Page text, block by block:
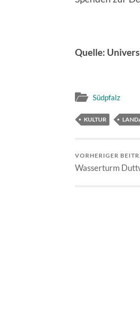
Quelle:
Südpfalz
KULTUR
VORHERIGER
Wasserturm